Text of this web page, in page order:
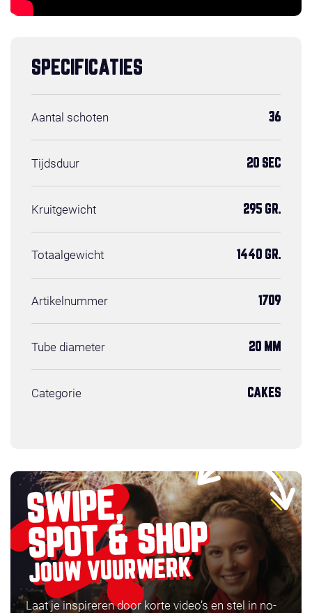
SPECIFICATIES
Aantal schoten 36
Tijdsduur 20 SEC
Kruitgewicht 295 GR.
Totaalgewicht 1440 GR.
Artikelnummer 1709
Tube diameter 20 MM
Categorie CAKES
SWIPE,
SPOT & SHOP
JOUW VUURWERK
Laat je inspireren door korte video’s en stel in no-